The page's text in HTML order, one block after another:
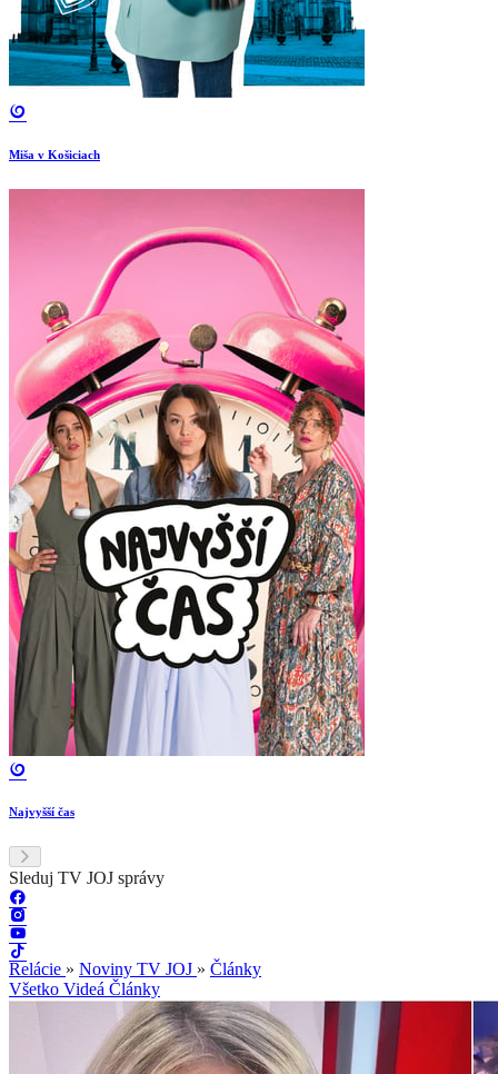
Miša v Košiciach
Najvyšší čas
Sleduj TV JOJ správy
Relácie » Noviny TV JOJ » Články
Všetko Videá Články